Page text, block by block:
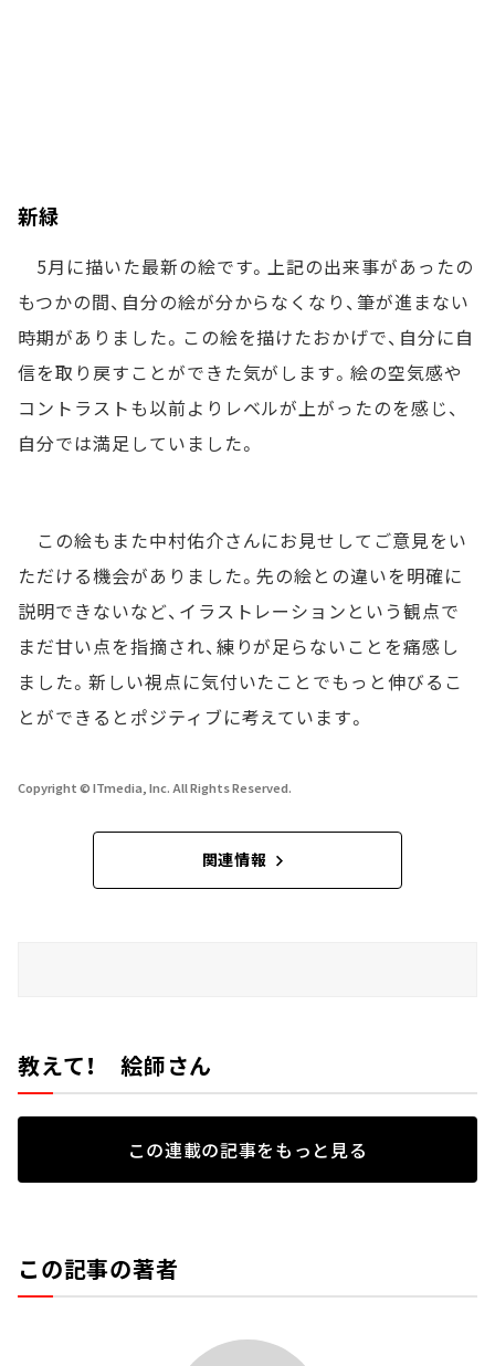
新緑
5月に描いた最新の絵です。上記の出来事があったの
もつかの間、自分の絵が分からなくなり、筆が進まない
時期がありました。この絵を描けたおかげで、自分に自
信を取り戻すことができた気がします。絵の空気感や
コントラストも以前よりレベルが上がったのを感じ、
自分では満足していました。
この絵もまた中村佑介さんにお見せしてご意見をい
ただける機会がありました。先の絵との違いを明確に
説明できないなど、イラストレーションという観点で
まだ甘い点を指摘され、練りが足らないことを痛感し
ました。新しい視点に気付いたことでもっと伸びるこ
とができるとポジティブに考えています。
Copyright © ITmedia, Inc. All Rights Reserved.
関連情報
教えて！ 絵師さん
この連載の記事をもっと見る
この記事の著者